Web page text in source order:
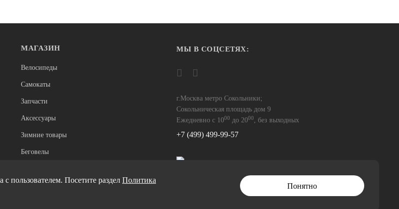
SKS S-Blade
Крылья для велосипеда Simpla Hammer
Нет в наличии
800
МАГАЗИН
Велосипеды
Самокаты
Запчасти
Аксессуары
Зимние товары
Беговелы
МЫ В СОЦСЕТЯХ:
г.Москва метро Сокольники;
Сокольническая площадь дом 9
Ежедневно с 1000 до 2000, без выходных
+7 (499) 499-99-57
пользователем. Посетите раздел Политика
Понятно